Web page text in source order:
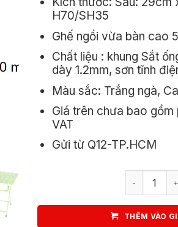
H70/SH35
Ghế ngồi vừa bàn cao
Chất liệu : khung Sắt
dày 1.2mm, sơn tĩnh
Màu sắc: Trắng ngà,
Giá trên chưa bao gồm
VAT
Gửi từ Q12-TP.HCM
THÊM VÀO